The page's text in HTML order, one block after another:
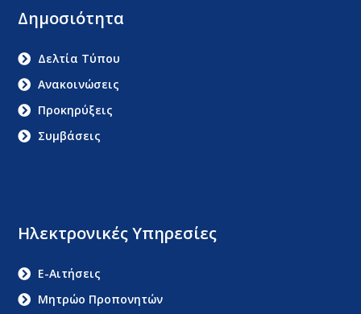
Ηλεκτρονικές Υπηρεσίες
E-Αιτήσεις
Μητρώο Προπονητών
Δημοσιότητα
Δελτία Τύπου
Ανακοινώσεις
Προκηρύξεις
Συμβάσεις